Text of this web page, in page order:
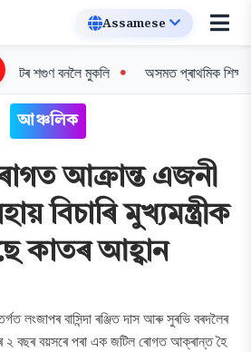
বনলৈ মুকলি অসমত প্ৰাথমিক শিক্ষকসকলৰ
আঞ্চলিক
আক্ৰান্ত এজনী
বিচাৰি মুখ্যমন্ত্ৰীক
কাতৰ আহ্বান
লংজাপৰ বাসিন্দা ৰঞ্জিত দাস আৰু সুৰভি বৰদলৈৰ
২ বছৰ বয়সৰে পৰা এক জটিল ৰোগত আক্ৰান্ত হৈ